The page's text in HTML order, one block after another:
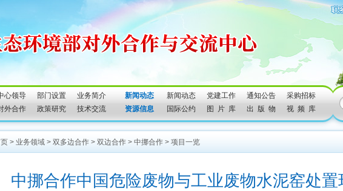
心领导 部门设置
业务简介
外合作 政策研究 技术交流
新闻动态 新闻动态 党建工作 通知公告
采购招标
资源信息
国际公约 图 片 库 出 版 物 视 频 库
> 业务领域 > 双多边合作 > 双边合作 > 中挪合作 > 项目一览
中挪合作中国危险废物与工业废物水泥窑处置